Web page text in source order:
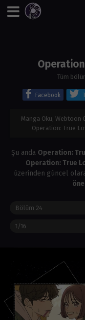
Tüm
Facebook
Manga Oku, Webtoon
Operation: True
Şu anda Operation:
Operation: True
üzerinden güncel